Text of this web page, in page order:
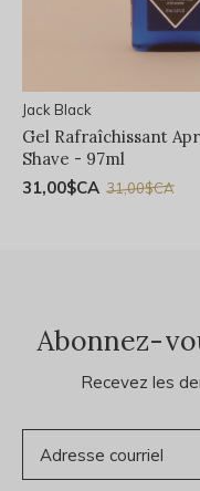
Jack Black
Gel Rafraîchissant
Shave - 97ml
31,00$CA 31,00$CA
Abonnez-
Recevez les